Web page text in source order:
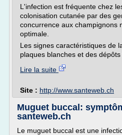
L'infection est fréquente chez
colonisation cutanée par des
concurrence aux champignons
optimale.
Les signes caractéristiques de
plaques blanches et des dépôts
Lire la suite
Site : http://www.santeweb.ch
Muguet buccal:
santeweb.ch
Le muguet buccal est une